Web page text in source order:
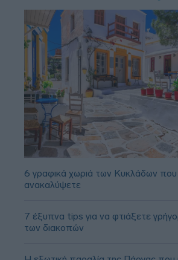
6 γραφικά χωριά των Κυκλάδων που
ανακαλύψετε
7 έξυπνα tips για να φτιάξετε
των διακοπών